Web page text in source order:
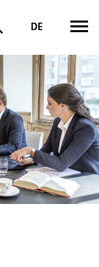
DE